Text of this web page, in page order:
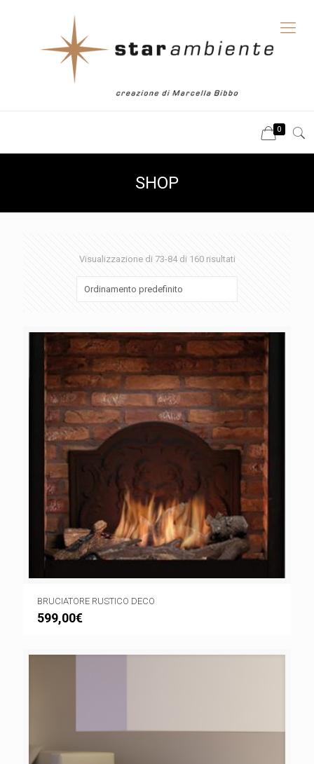
0
SHOP
Visualizzazione di 73-84 di 160 risultati
BRUCIATORE RUSTICO DECO
599,00€